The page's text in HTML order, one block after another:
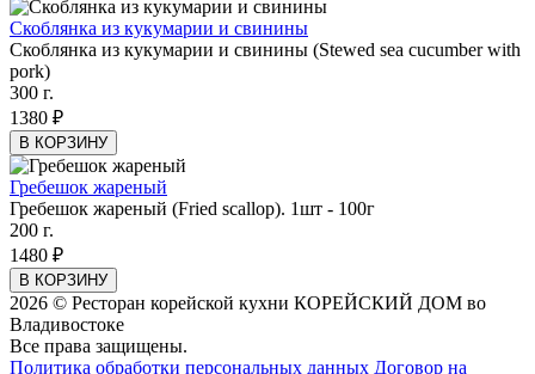
Скоблянка из кукумарии и свинины
Скоблянка из кукумарии и свинины (Stewed sea cucumber with
pork)
300 г.
1380 ₽
В КОРЗИНУ
Гребешок жареный
Гребешок жареный (Fried scallop). 1шт - 100г
200 г.
1480 ₽
В КОРЗИНУ
2026 © Ресторан корейской кухни КОРЕЙСКИЙ ДОМ во
Владивостоке
Все права защищены.
Политика обработки персональных данных Договор на